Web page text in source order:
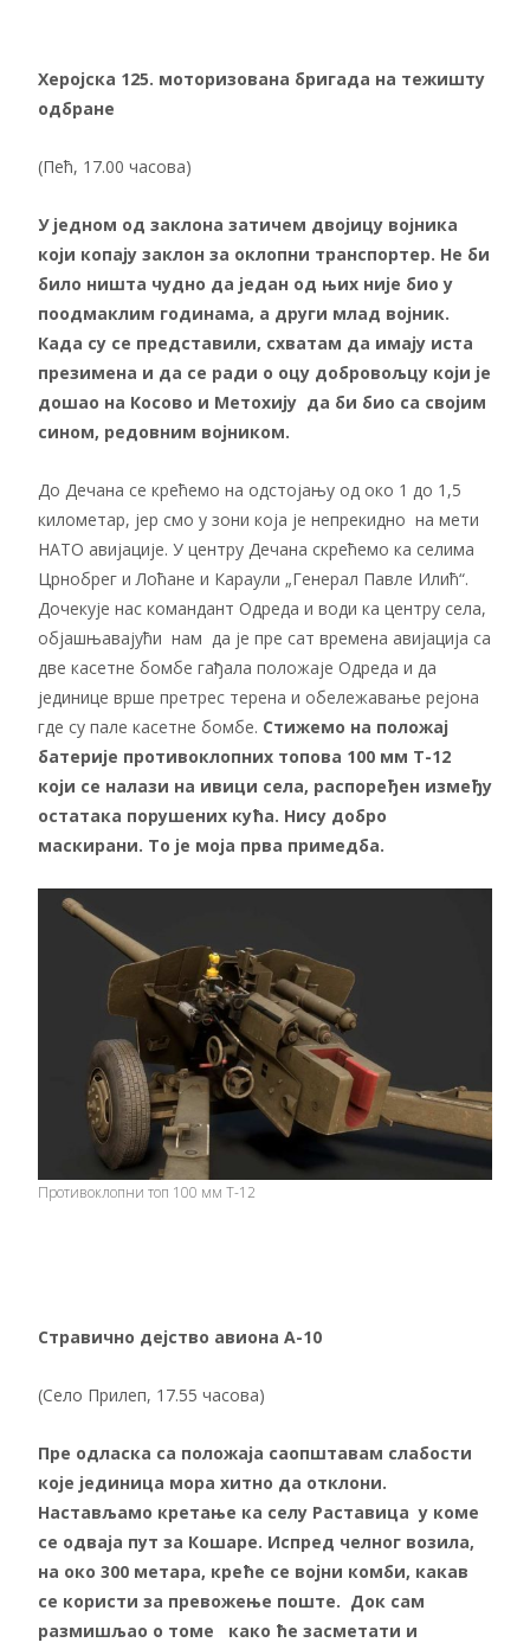
Херојска 125. моторизована бригада на тежишту
одбране
(Пећ, 17.00 часова)
У једном од заклона затичем двојицу војника
који копају заклон за оклопни транспортер. Не би
било ништа чудно да један од њих није био у
поодмаклим годинама, а други млад војник.
Када су се представили, схватам да имају иста
презимена и да се ради о оцу добровољцу који је
дошао на Косово и Метохију да би био са својим
сином, редовним војником.
До Дечана се крећемо на одстојању од око 1 до 1,5
километар, јер смо у зони која је непрекидно на мети
НАТО авијације. У центру Дечана скрећемо ка селима
Црнобрег и Лоћане и Караули „Генерал Павле Илић“.
Дочекује нас командант Одреда и води ка центру села,
објашњавајући нам да је пре сат времена авијација са
две касетне бомбе гађала положаје Одреда и да
јединице врше претрес терена и обележавање рејона
где су пале касетне бомбе. Стижемо на положај
батерије противоклопних топова 100 мм Т-12
који се налази на ивици села, распоређен између
остатака порушених кућа. Нису добро
маскирани. То је моја прва примедба.
Противоклопни топ 100 мм Т-12
Стравично дејство авиона А-10
(Село Прилеп, 17.55 часова)
Пре одласка са положаја саопштавам слабости
које јединица мора хитно да отклони.
Настављамо кретање ка селу Раставица у коме
се одваја пут за Кошаре. Испред челног возила,
на око 300 метара, креће се војни комби, какав
се користи за превожење поште. Док сам
размишљао о томе како ће засметати и